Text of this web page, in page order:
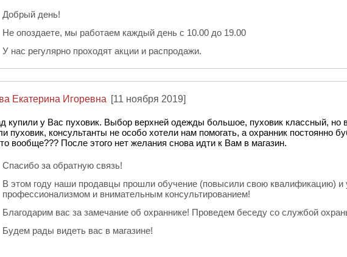
Добрый день!
Не опоздаете, мы работаем каждый день с 10.00 до 19.00
У нас регулярно проходят акции и распродажи.
Екатерина Игоревна [11 ноября 2019]
купили у Вас пуховик. Выбор верхней одежды большое, пуховик классный, но
пуховик, консультанты не особо хотели нам помогать, а охранник постоянно
вообще??? После этого нет желания снова идти к Вам в магазин.
Спасибо за обратную связь!
В этом году наши продавцы прошли обучение (повысили свою квалификацию) и
профессионализмом и внимательным консультированием!
Благодарим вас за замечание об охраннике! Проведем беседу со службой
Будем рады видеть вас в магазине!